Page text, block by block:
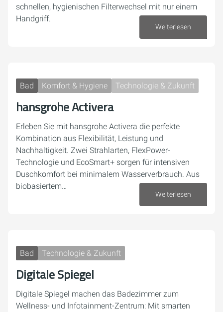
schnellen, hygienischen Filterwechsel mit nur einem
Handgriff.
Weiterlesen
Bad Komfort & Hygiene Technologie & Zukunft
hansgrohe Activera
Erleben Sie mit hansgrohe Activera die perfekte
Kombination aus Flexibilität, Leistung und
Nachhaltigkeit. Zwei Strahlarten, FlexPower-
Technologie und EcoSmart+ sorgen für intensiven
Duschkomfort bei minimalem Wasserverbrauch. Aus
biobasiertem…
Weiterlesen
Bad Technologie & Zukunft
Digitale Spiegel
Digitale Spiegel machen das Badezimmer zum
Wellness- und Infotainment-Zentrum: Mit smarten